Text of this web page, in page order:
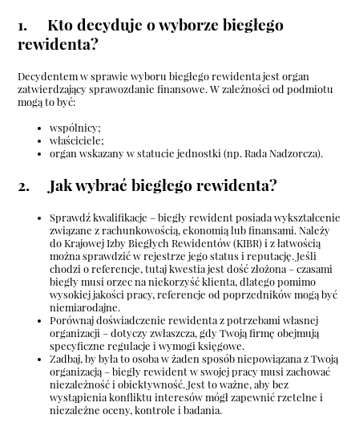
1. Kto decyduje o wyborze biegłego
rewidenta?
Decydentem w sprawie wyboru biegłego rewidenta jest organ
zatwierdzający sprawozdanie finansowe. W zależności od podmiotu
mogą to być:
wspólnicy;
właściciele;
organ wskazany w statucie jednostki (np. Rada Nadzorcza).
2. Jak wybrać biegłego rewidenta?
Sprawdź kwalifikacje – biegły rewident posiada wykształcenie
związane z rachunkowością, ekonomią lub finansami. Należy
do Krajowej Izby Biegłych Rewidentów (KIBR) i z łatwością
można sprawdzić w rejestrze jego status i reputację. Jeśli
chodzi o referencje, tutaj kwestia jest dość złożona – czasami
biegły musi orzec na niekorzyść klienta, dlatego pomimo
wysokiej jakości pracy, referencje od poprzedników mogą być
niemiarodajne.
Porównaj doświadczenie rewidenta z potrzebami własnej
organizacji – dotyczy zwłaszcza, gdy Twoją firmę obejmują
specyficzne regulacje i wymogi księgowe.
Zadbaj, by była to osoba w żaden sposób niepowiązana z Twoją
organizacją – biegły rewident w swojej pracy musi zachować
niezależność i obiektywność. Jest to ważne, aby bez
wystąpienia konfliktu interesów mógł zapewnić rzetelne i
niezależne oceny, kontrole i badania.